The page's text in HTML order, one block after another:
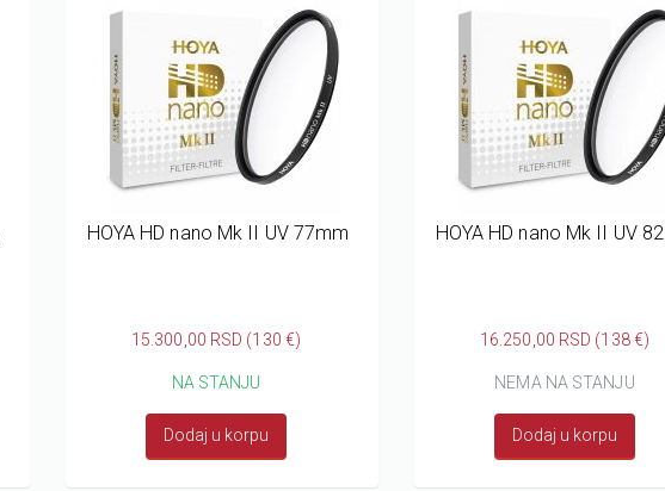
HOYA HD nano Mk II UV 77mm
15.300,00 RSD (130 €)
NA STANJU
Dodaj u korpu
HOYA HD nano Mk II UV
16.250,00 RSD (138 €)
NEMA NA STANJU
Dodaj u korpu